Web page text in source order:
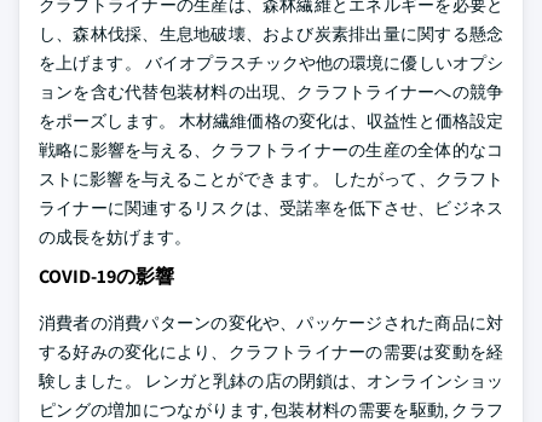
クラフトライナーの生産は、森林繊維とエネルギーを必要と
し、森林伐採、生息地破壊、および炭素排出量に関する懸念
を上げます。 バイオプラスチックや他の環境に優しいオプシ
ョンを含む代替包装材料の出現、クラフトライナーへの競争
をポーズします。 木材繊維価格の変化は、収益性と価格設定
戦略に影響を与える、クラフトライナーの生産の全体的なコ
ストに影響を与えることができます。 したがって、クラフト
ライナーに関連するリスクは、受諾率を低下させ、ビジネス
の成長を妨げます。
COVID-19の影響
消費者の消費パターンの変化や、パッケージされた商品に対
する好みの変化により、クラフトライナーの需要は変動を経
験しました。 レンガと乳鉢の店の閉鎖は、オンラインショッ
ピングの増加につながります, 包装材料の需要を駆動, クラフ